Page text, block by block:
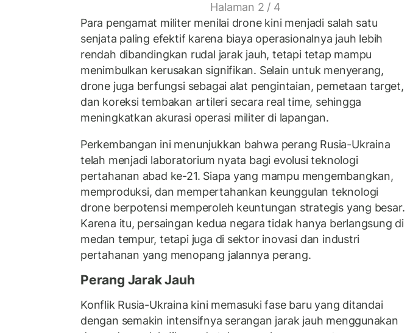
Halaman 2 / 4
Para pengamat militer menilai drone kini menjadi salah satu
senjata paling efektif karena biaya operasionalnya jauh lebih
rendah dibandingkan rudal jarak jauh, tetapi tetap mampu
menimbulkan kerusakan signifikan. Selain untuk menyerang,
drone juga berfungsi sebagai alat pengintaian, pemetaan target,
dan koreksi tembakan artileri secara real time, sehingga
meningkatkan akurasi operasi militer di lapangan.
Perkembangan ini menunjukkan bahwa perang Rusia-Ukraina
telah menjadi laboratorium nyata bagi evolusi teknologi
pertahanan abad ke-21. Siapa yang mampu mengembangkan,
memproduksi, dan mempertahankan keunggulan teknologi
drone berpotensi memperoleh keuntungan strategis yang besar.
Karena itu, persaingan kedua negara tidak hanya berlangsung di
medan tempur, tetapi juga di sektor inovasi dan industri
pertahanan yang menopang jalannya perang.
Perang Jarak Jauh
Konflik Rusia-Ukraina kini memasuki fase baru yang ditandai
dengan semakin intensifnya serangan jarak jauh menggunakan